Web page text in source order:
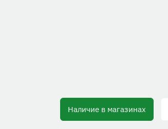
Наличие в магазинах